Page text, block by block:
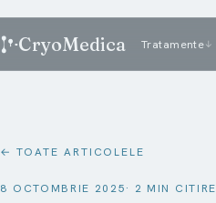
CryoMedica Tratamente↓
← TOATE ARTICOLELE
8 OCTOMBRIE 2025· 2 MIN CITIRE